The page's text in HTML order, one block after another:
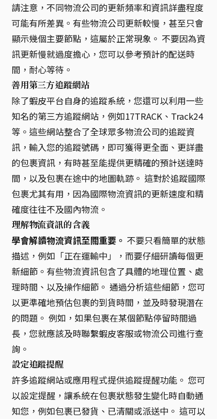
請注意，不同物流公司的更新頻率和資訊詳盡程度
可能有所差異。有些物流公司更新較慢，甚至只會
顯示幾個主要節點，這屬於正常現象。 不要因為資
訊更新慢就過度擔心，您可以參考預計的配送時
間，耐心等待。
善用第三方追蹤網站
除了蝦皮平台自身的追蹤系統，您還可以利用一些
知名的第三方追蹤網站，例如17TRACK、Track24
等。這些網站整合了全球眾多物流公司的追蹤資
訊，輸入您的追蹤號碼，即可獲得更全面、更詳盡
的包裹資訊，有時甚至能提供更精確的預計送達時
間，以及包裹在途中的地圖軌跡。 這對於追蹤國際
包裹尤其有用，因為國際物流資訊的更新速度和精
確度往往不及國內物流。
理解物流資訊的含義
學會解讀物流資訊至關重要。 不要只看簡單的狀態
描述，例如「正在運輸中」，而要仔細研讀每個更
新細節。有些物流資訊包含了具體的地理位置、處
理時間、以及操作細節。 通過分析這些細節，您可
以更準確地預估包裹的到貨時間，並及時發現潛在
的問題。 例如，如果包裹在某個節點停留時間過
長，您就應該及時聯繫蝦皮客服或物流公司進行查
詢。
設定追蹤提醒
許多追蹤網站或應用程式提供追蹤提醒功能。 您可
以設定提醒，讓系統在包裹狀態發生變化時自動通
知您，例如包裹已發貨、已清關或派送中。 這可以